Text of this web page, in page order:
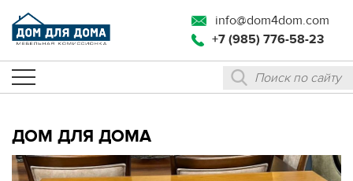
info@dom4dom.com
+7 (985) 776-58-23
ДОМ ДЛЯ ДОМА